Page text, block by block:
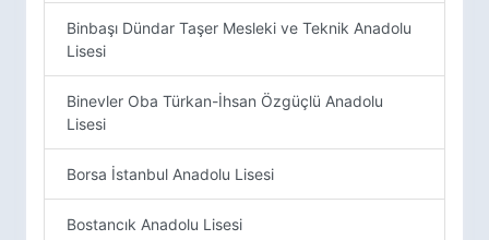
Binbaşı Dündar Taşer Mesleki ve Teknik Anadolu
Lisesi
Binevler Oba Türkan-İhsan Özgüçlü Anadolu
Lisesi
Borsa İstanbul Anadolu Lisesi
Bostancık Anadolu Lisesi